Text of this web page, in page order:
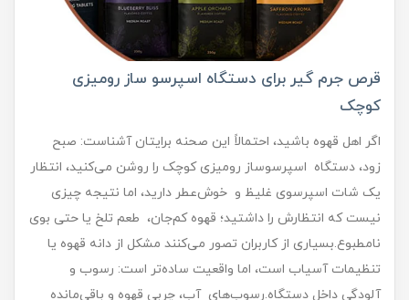
قرص جرم گیر برای دستگاه اسپرسو ساز رومیزی
کوچک
اگر اهل قهوه باشید، احتمالاً این صحنه برایتان آشناست: صبح
زود، دستگاه اسپرسوساز رومیزی کوچک را روشن می‌کنید، انتظار
یک شات اسپرسوی غلیظ و خوش‌عطر دارید، اما نتیجه چیزی
نیست که انتظارش را داشتید؛ قهوه کم‌جان، طعم تلخ یا حتی بوی
نامطبوع.بسیاری از کاربران تصور می‌کنند مشکل از دانه قهوه یا
تنظیمات آسیاب است، اما واقعیت ساده‌تر است: رسوب و
آلودگی داخل دستگاه.رسوب‌های آب، چربی قهوه و باقی‌مانده